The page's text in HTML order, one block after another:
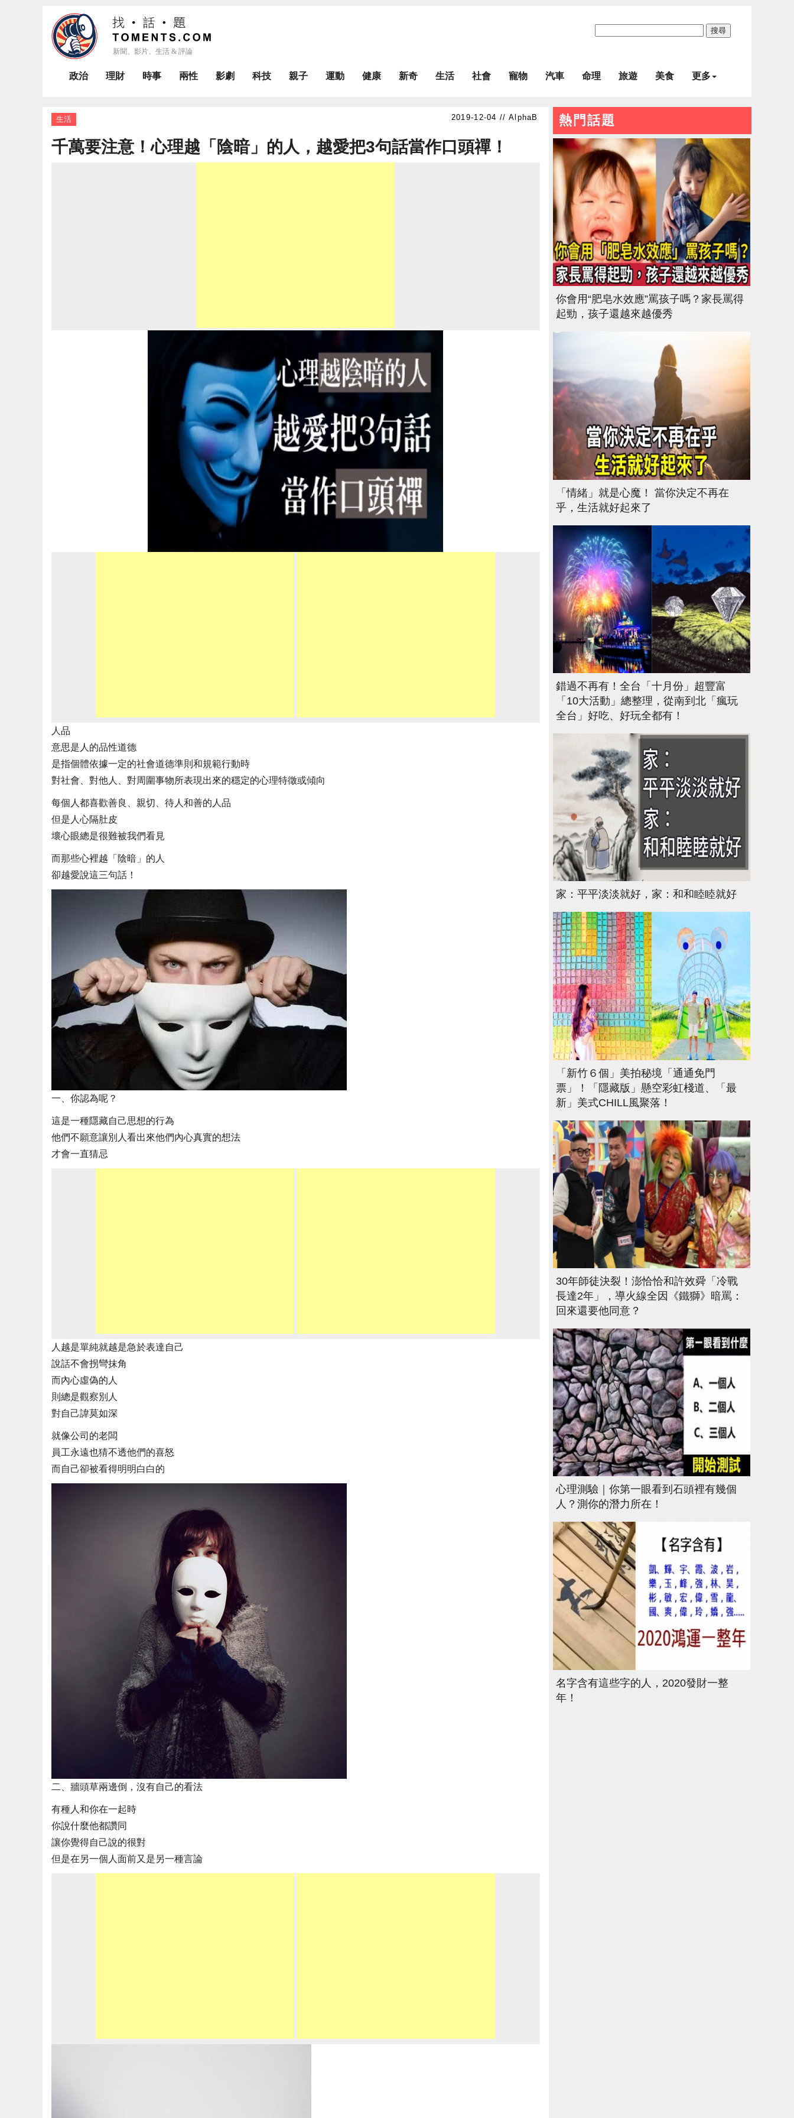
搜尋
政治 理財 時事 兩性 影劇 科技 親子 運動 健康 新奇 生活 社會 寵物 汽車 命理 旅遊 美食 更多
生活 AlphaB
千萬要注意！心理越「陰暗」的人，越愛把3句話當作口頭禪！
人品
意思是人的品性道德
是指個體依據一定的社會道德準則和規範行動時
對社會、對他人、對周圍事物所表現出來的穩定的心理特徵或傾向
每個人都喜歡善良、親切、待人和善的人品
但是人心隔肚皮
壞心眼總是很難被我們看見
而那些心裡越「陰暗」的人
卻越愛說這三句話！
一、你認為呢？
這是一種隱藏自己思想的行為
他們不願意讓別人看出來他們內心真實的想法
才會一直猜忌
人越是單純就越是急於表達自己
說話不會拐彎抹角
而內心虛偽的人
則總是觀察別人
對自己諱莫如深
就像公司的老闆
員工永遠也猜不透他們的喜怒
而自己卻被看得明明白白的
二、牆頭草兩邊倒，沒有自己的看法
有種人和你在一起時
你說什麼他都讚同
讓你覺得自己說的很對
但是在另一個人面前又是另一種言論
熱門話題
你會用“肥皂水效應”罵孩子嗎？家長罵得
起勁，孩子還越來越優秀
「情緒」就是心魔！ 當你決定不再在
乎，生活就好起來了
錯過不再有！全台「十月份」超豐富
「10大活動」總整理，從南到北「瘋玩
全台」好吃、好玩全都有！
家：平平淡淡就好，家：和和睦睦就好
「新竹６個」美拍秘境「通通免門
票」！「隱藏版」懸空彩虹棧道、「最
新」美式CHILL風聚落！
30年師徒決裂！澎恰恰和許效舜「冷戰
長達2年」，導火線全因《鐵獅》暗罵：
回來還要他同意？
心理測驗｜你第一眼看到石頭裡有幾個
人？測你的潛力所在！
名字含有這些字的人，2020發財一整
年！